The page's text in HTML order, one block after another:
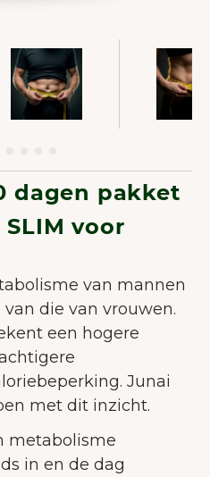
dagen pakket
SLIM voor
van mannen
die van vrouwen.
een hogere
Junai
met dit inzicht.
metabolisme
in en de dag